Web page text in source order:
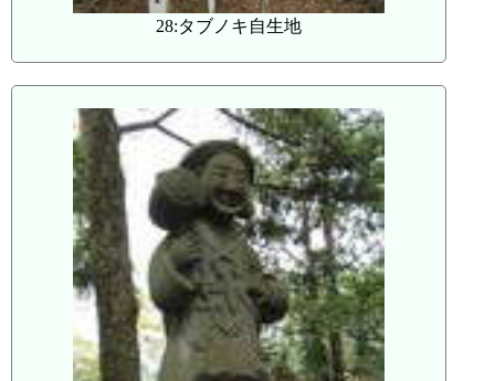
28:タブノキ自生地